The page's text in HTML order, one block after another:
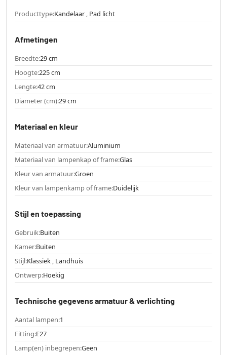
Producttype:Kandelaar , Pad licht
Afmetingen
Breedte:29 cm
Hoogte:225 cm
Lengte:42 cm
Diameter (cm):29 cm
Materiaal en kleur
Materiaal van armatuur:Aluminium
Materiaal van lampenkap of frame:Glas
Kleur van armatuur:Groen
Kleur van lampenkamp of frame:Duidelijk
Stijl en toepassing
Gebruik:Buiten
Kamer:Buiten
Stijl:Klassiek , Landhuis
Ontwerp:Hoekig
Technische gegevens armatuur & verlichting
Aantal lampen:1
Fitting:E27
Lamp(en) inbegrepen:Geen